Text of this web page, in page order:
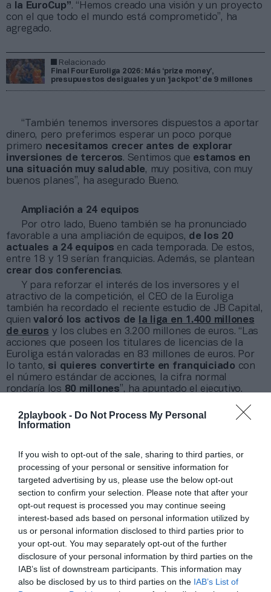
2playbook - Do Not Process My Personal
Information
If you wish to opt-out of the sale, sharing to third parties, or
processing of your personal or sensitive information for
targeted advertising by us, please use the below opt-out
section to confirm your selection. Please note that after your
opt-out request is processed you may continue seeing
interest-based ads based on personal information utilized by
us or personal information disclosed to third parties prior to
your opt-out. You may separately opt-out of the further
disclosure of your personal information by third parties on the
IAB’s list of downstream participants. This information may
also be disclosed by us to third parties on the IAB’s List of
a
la EuroCup”. “Hemos creado una visión y un proyecto
con el que todo el mundo está comprometido”, ha
agregado.
Relacionado
Final Four Euroliga 2026: Más ‘prize money’,
presupuestos desiguales y un ‘jackpot’ de 9 millones
“También tenemos inversores dispuestos a aportar
dinero, pero preferimos esperar un poco porque
primero necesitamos crecer antes de explorar
inversiones de terceros. Sentimos que estamos en
una situación muy saludable, muy positiva, con muy
buenos planes”, ha asegurado Bueno.
Ampliación a 24 equipos
Por otro lado, Bueno también se ha pronunciado
favorable a una ampliación de equipos, de los 20
actuales a 24 equipos en cada temporada. De estos,
entre 18 y 19 serían franquicias. Además, se plantean
crear dos conferencias.
Y para reforzar el interés de los inversores y el
atractivo de la competición, el CEO de la Euroliga
también ha recordado el reciente estudio de JB Capital,
quienvaloró los activos de
la liga en 1.400 millones
de euros y los clubes en 3.200 millones de euros. “Las
acciones que poseen los titulares de licencias de la
Euroliga están valoradas en 83 millones de euros. Por
lo tanto, si quieres convertirte en franquiciado con
el número estándar de acciones, la cifra normal
rondaría los 80 millones”, ha apuntado el ejecutivo.
“todo está
sobre la mesa”en las negociaciones entre Euroliga y
NBA.“La fragmentación diluye el valor
asociación, una
joint venture , una fusión o como quieran
llamarlo,
tiene que tener sentido para todas las
partes, y eso es lo que estamos discutiendo con la
NBA”, ha apostillado Bueno.
Sobre Intelligence 2P
Intelligence 2Pes la unidad de estrategia e
inteligencia de mercado de 2Playbook, cuya plataforma
de datos monitoriza en tiempo real el negocio de 60
clubes de LaLiga, Liga F y Primera Federación; 200
clubes de ligas europeas; 22 clubes de ACB y Primera